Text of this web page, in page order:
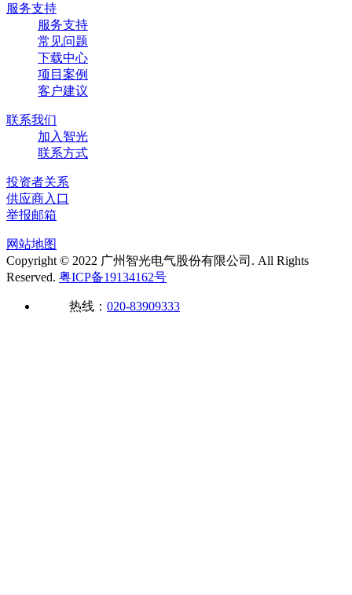
服务支持
服务支持
常见问题
下载中心
项目案例
客户建议
联系我们
加入智光
联系方式
投资者关系
供应商入口
举报邮箱
网站地图
Copyright © 2022 广州智光电气股份有限公司. All Rights
Reserved. 粤ICP备19134162号
热线： 020-83909333